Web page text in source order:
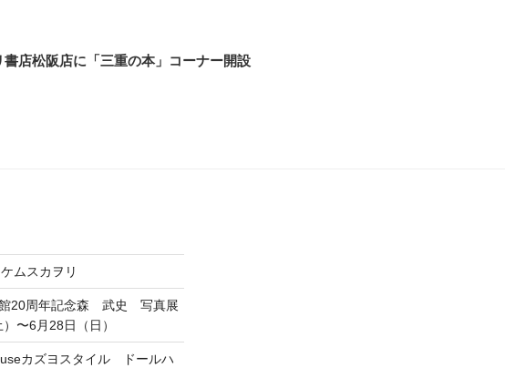
書店松阪店に「三重の本」コーナー開設
ムスカヲリ
館20周年記念森 武史 写真展
〜6月28日（日）
カズヨスタイル ドールハ